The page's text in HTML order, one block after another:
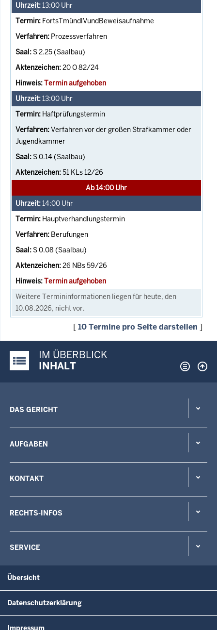
13:00 Uhr
FortsTmündlVundBeweisaufnahme
Prozessverfahren
S 2.25 (Saalbau)
20 O 82/24
Termin aufgehoben
13:00 Uhr
Haftprüfungstermin
Verfahren vor der großen Strafkammer oder
Jugendkammer
S 0.14 (Saalbau)
51 KLs 12/26
Ab 14:00 Uhr
14:00 Uhr
Hauptverhandlungstermin
Berufungen
S 0.08 (Saalbau)
26 NBs 59/26
Termin aufgehoben
Weitere Termininformationen liegen für heute, den
10.08.2026, nicht vor.
[10 Termine pro Seite darstellen ]
Justiz-Portal im Überblick:
IM ÜBERBLICK
INHALT
DAS GERICHT
AUFGABEN
KONTAKT
RECHTS-INFOS
SERVICE
Übersicht
Datenschutzerklärung
Impressum